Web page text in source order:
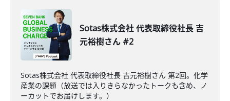
Sotas株式会社 代表取締役社長 吉
元裕樹さん #2
Sotas株式会社 代表取締役社長 吉元裕樹さん 第2回。化学
産業の課題（放送では入りきらなかったトークも含め、ノ
ーカットでお届けします。）